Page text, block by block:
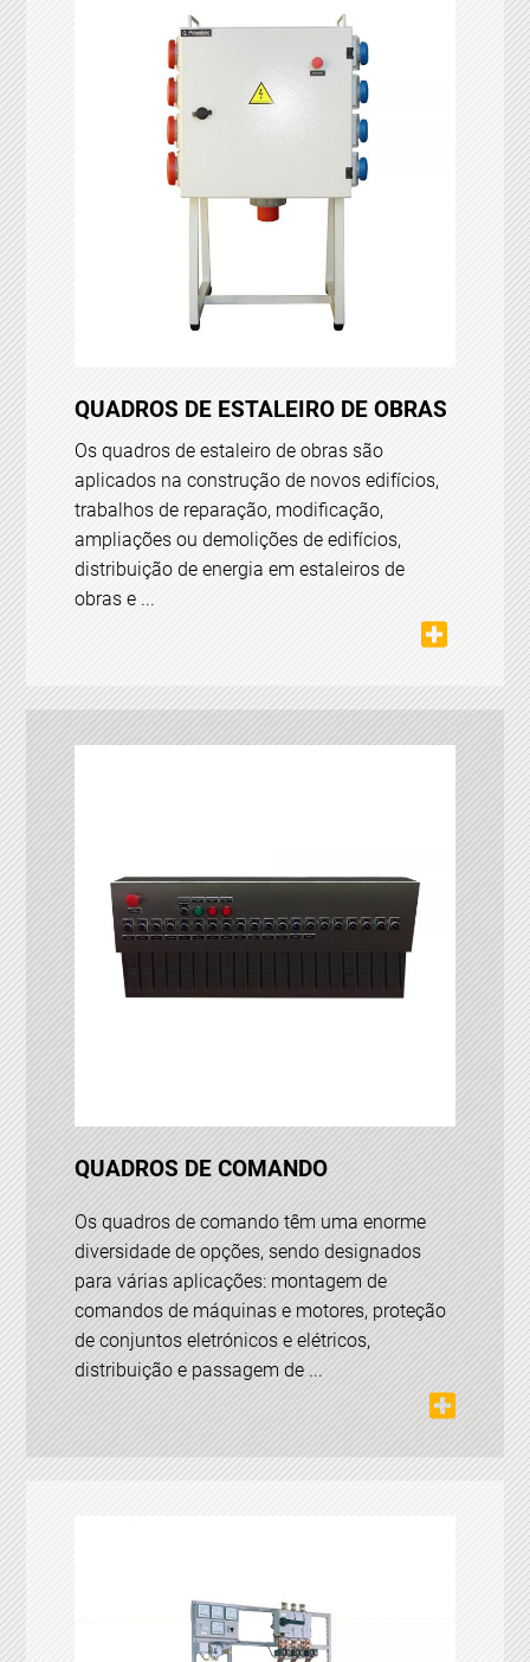
QUADROS DE ESTALEIRO DE OBRAS
Os quadros de estaleiro de obras são
aplicados na construção de novos edifícios,
trabalhos de reparação, modificação,
ampliações ou demolições de edifícios,
distribuição de energia em estaleiros de
obras e ...
QUADROS DE COMANDO
Os quadros de comando têm uma enorme
diversidade de opções, sendo designados
para várias aplicações: montagem de
comandos de máquinas e motores, proteção
de conjuntos eletrónicos e elétricos,
distribuição e passagem de ...